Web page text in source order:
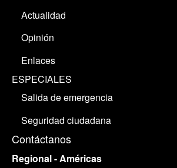
Actualidad
Opinión
Enlaces
ESPECIALES
Salida de emergencia
Seguridad ciudadana
Contáctanos
Regional - Américas